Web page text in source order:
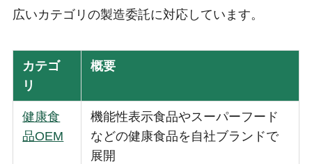
広いカテゴリの製造委託に対応しています。
カテゴ
リ
概要
健康食
品OEM
機能性表示食品やスーパーフード
などの健康食品を自社ブランドで
展開